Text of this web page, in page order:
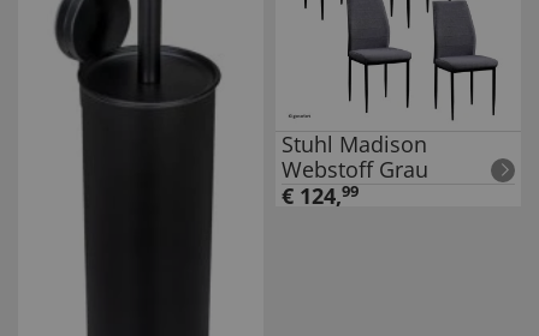
Stuhl Madison
Webstoff Grau
€ 124,99